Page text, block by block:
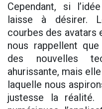
Cependant, si
laisse à désirer.
courbes des avatars
nous rappellent
des nouvelles
ahurissante, mais
laquelle nous
justesse la réalité.